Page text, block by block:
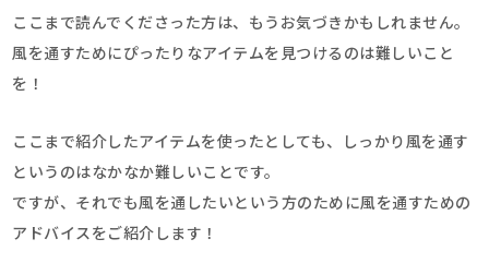
ここまで読んでくださった方は、もうお気づきかもしれません。
風を通すためにぴったりなアイテムを見つけるのは難しいこと
を！
ここまで紹介したアイテムを使ったとしても、しっかり風を通す
というのはなかなか難しいことです。
ですが、それでも風を通したいという方のために風を通すための
アドバイスをご紹介します！